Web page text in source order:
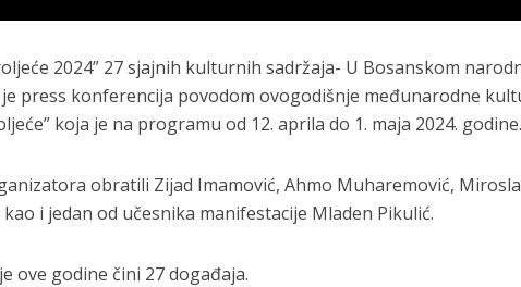
2024” 27 sjajnih kulturnih sadržaja- U Bosanskom
press konferencija povodom ovogodišnje međunarodne
koja je na programu od 12. aprila do 1. maja 2024. godine.
obratili Zijad Imamović, Ahmo Muharemović,
i jedan od učesnika manifestacije Mladen Pikulić.
ove godine čini 27 događaja.